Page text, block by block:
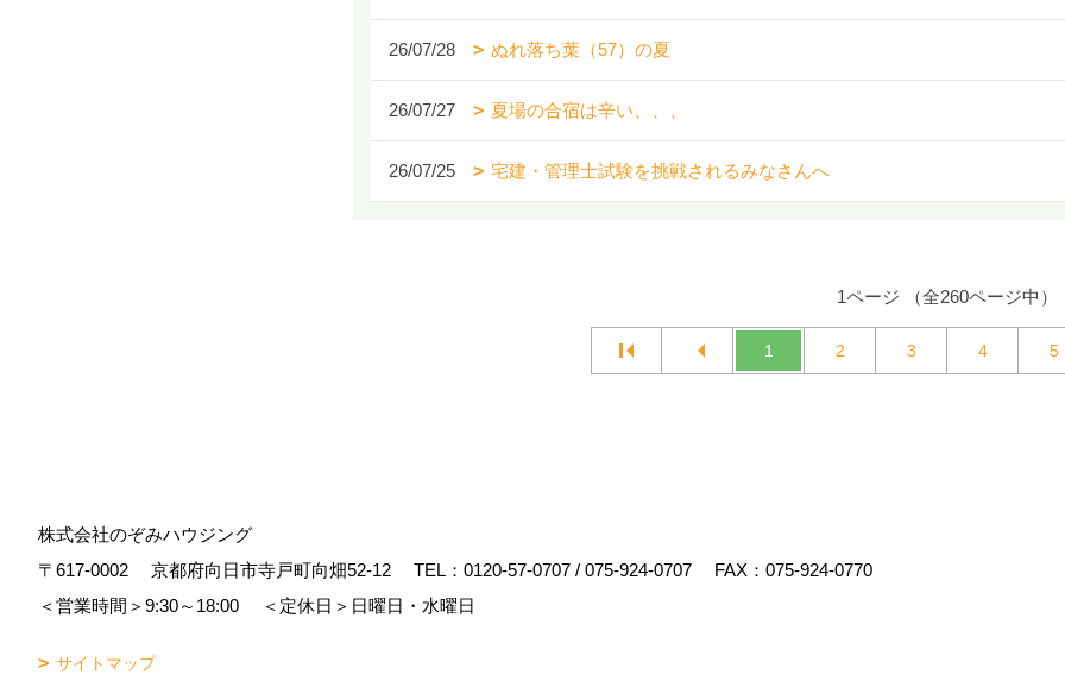
26/07/28 ぬれ落ち葉（57）の夏
26/07/27 夏場の合宿は辛い、、、
26/07/25 宅建・管理士試験を挑戦されるみなさんへ
1ページ （全260ページ中）
1 2 3 4 5
株式会社のぞみハウジング
〒617-0002
京都府向日市寺戸町向畑52-12 TEL： 0120-57-0707 / 075-924-0707
FAX：075-924-0770
＜営業時間＞9:30～18:00
＜定休日＞日曜日・水曜日
サイトマップ